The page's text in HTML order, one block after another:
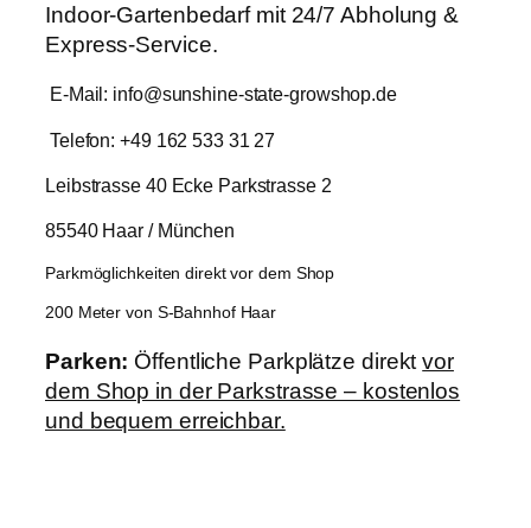
Indoor-Gartenbedarf mit 24/7 Abholung &
Express-Service.
E-Mail: info@sunshine-state-growshop.de
Telefon: +49 162 533 31 27
Leibstrasse 40 Ecke Parkstrasse 2
85540 Haar / München
Parkmöglichkeiten direkt vor dem Shop
200 Meter von S-Bahnhof Haar
Parken: Öffentliche Parkplätze direktvor
dem Shop in der Parkstrasse – kostenlos
und bequem erreichbar.